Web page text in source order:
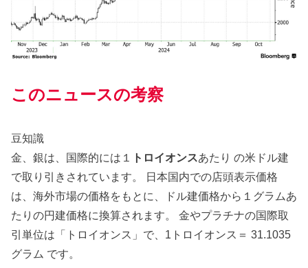
このニュースの考察
豆知識
金、銀は、国際的には１
トロイオンスあたり の米ドル建
で取り引きされています。 日本国内での店頭表示価格
は、海外市場の価格をもとに、ドル建価格から１グラムあ
たりの円建価格に換算されます。 金やプラチナの国際取
引単位は「トロイオンス」で、1トロイオンス＝ 31.1035
グラム です。